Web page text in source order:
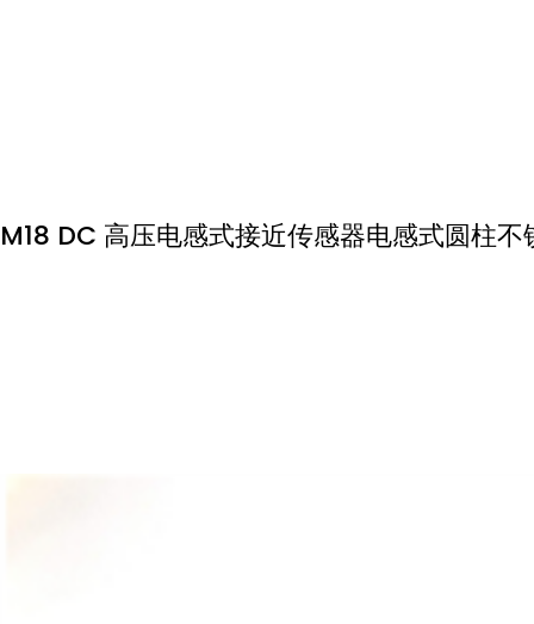
M18 DC 高压电感式接近传感器电感式圆柱